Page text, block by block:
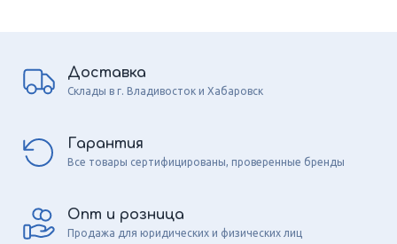
Доставка
Склады в г. Владивосток и Хабаровск
Гарантия
Все товары сертифицированы, проверенные бренды
Опт и розница
Продажа для юридических и физических лиц